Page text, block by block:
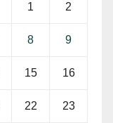
1 2
8 9
15 16
22 23